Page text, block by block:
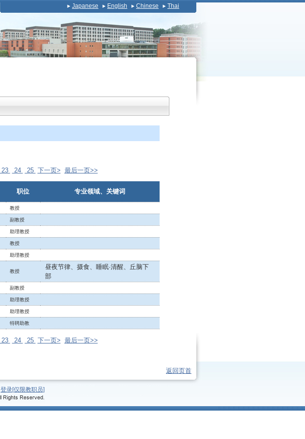
Japanese English Chinese Thai
23 24 25 下一页> 最后一页>>
职位 专业领域、关键词
教授
副教授
助理教授
教授
助理教授
教授
昼夜节律、摄食、睡眠·清醒、丘脑下
部
副教授
助理教授
助理教授
特聘助教
23 24 25 下一页> 最后一页>>
返回页首
登录[仅限教职员]